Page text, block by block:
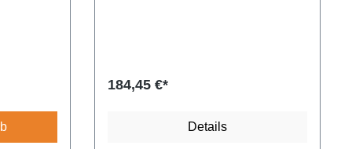
Regulärer Preis:
184,45 €*
Details